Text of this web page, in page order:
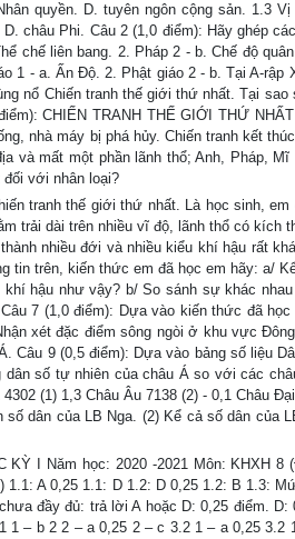
quyền. D. tuyên ngôn cộng sản. 1.3
châu Phi. Câu 2 (1,0 điểm): Hãy ghép
chế liên bang. 2. Pháp 2 - b. Chế độ
1 - a. Ấn Độ. 2. Phật giáo 2 - b. Tại A-rập
nổ Chiến tranh thế giới thứ nhất. Tại
CHIẾN TRANH THẾ GIỚI THỨ
nhà máy bị phá hủy. Chiến tranh kết
mất một phần lãnh thổ; Anh, Pháp, Mĩ
đối với nhân loại?
tranh thế giới thứ nhất. Là học sinh,
trải dài trên nhiều vĩ độ, lãnh thổ có kích
nhiều đới và nhiều kiểu khí hậu rất
tin trên, kiến thức em đã học em hãy: a/
hậu như vậy? b/ So sánh sự khác
7 (1,0 điểm): Dựa vào kiến thức đã
xét đặc điểm sông ngòi ở khu vực
Câu 9 (0,5 điểm): Dựa vào bảng số liệu
số tự nhiên của châu Á so với các
(1) 1,3 Châu Âu 7138 (2) - 0,1 Châu
dân của LB Nga. (2) Kể cả số dân của
I Năm học: 2020 -2021 Môn: KHXH 8
A 0,25 1.1: D 1.2: D 0,25 1.2: B 1.3:
đầy đủ: trả lời A hoặc D: 0,25 điểm. D:
– b 2 2 – a 0,25 2 – c 3.2 1 – a 0,25 3.2